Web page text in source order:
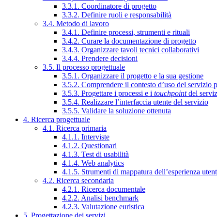
3.3.1. Coordinatore di progetto
3.3.2. Definire ruoli e responsabilità
3.4. Metodo di lavoro
3.4.1. Definire processi, strumenti e rituali
3.4.2. Curare la documentazione di progetto
3.4.3. Organizzare tavoli tecnici collaborativi
3.4.4. Prendere decisioni
3.5. Il processo progettuale
3.5.1. Organizzare il progetto e la sua gestione
3.5.2. Comprendere il contesto d’uso del servizio
3.5.3. Progettare i processi e i touchpointdel
3.5.4. Realizzare l’interfaccia utente del servizio
3.5.5. Validare la soluzione ottenuta
4. Ricerca progettuale
4.1. Ricerca primaria
4.1.1. Interviste
4.1.2. Questionari
4.1.3. Test di usabilità
4.1.4. Web analytics
4.1.5. Strumenti di mappatura dell’esperienza
4.2. Ricerca secondaria
4.2.1. Ricerca documentale
4.2.2. Analisi benchmark
4.2.3. Valutazione euristica
5. Progettazione dei servizi